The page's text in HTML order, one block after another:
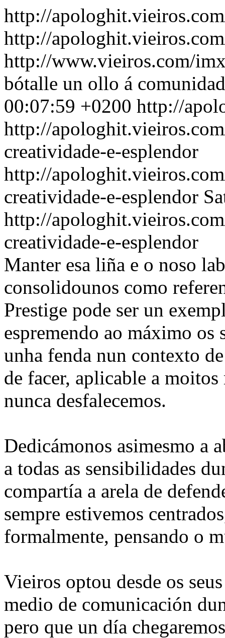
http://
http://
http://www.vieiros.com/
bótalle un ollo á
00:07:59 +0200 http://
http://
creatividade-e-esplendor
http://
creatividade-e-esplendor
http://
creatividade-e-esplendor
Manter esa liña e o noso
consolidounos como
Prestige pode ser un
espremendo ao máximo os
unha fenda nun contexto
de facer, aplicable a
nunca desfalecemos.
Dedicámonos asimesmo a
a todas as sensibilidades
compartía a arela de
sempre estivemos
formalmente, pensando o
Vieiros optou desde os
medio de comunicación
pero que un día